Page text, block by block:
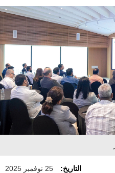
التاريخ: 25 نوفمبر 2025